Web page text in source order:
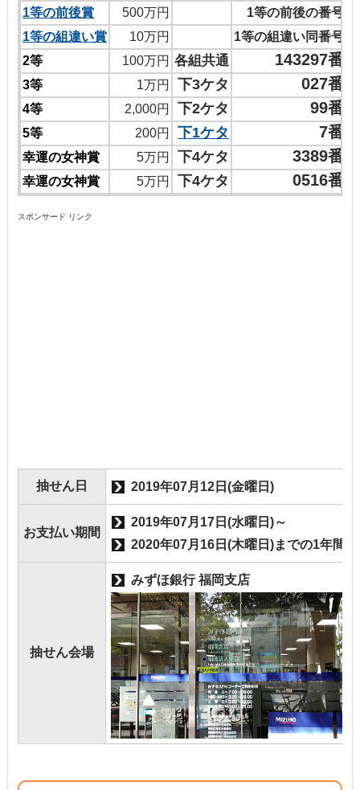
1等の前後賞 500万円
1等の前後の番号
1等の組違い賞
10万円
1等の組違い同番号
2等
100万円 各組共通 143297番
3等 1万円 下3ケタ 027番
4等 2,000円 下2ケタ 99番
5等 200円 下1ケタ 7番
幸運の女神賞 5万円 下4ケタ 3389番
幸運の女神賞 5万円 下4ケタ 0516番
スポンサード リンク
抽せん日 2019年07月12日(金曜日)
お支払い期間
2019年07月17日(水曜日)～
2020年07月16日(木曜日)までの1年間
抽せん会場
みずほ銀行 福岡支店